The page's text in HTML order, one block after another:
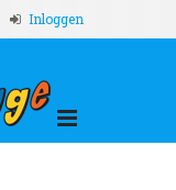
Inloggen